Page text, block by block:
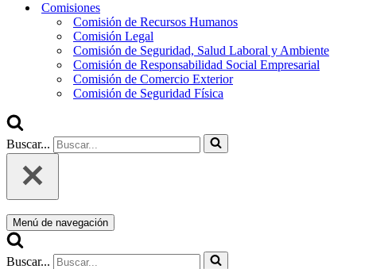
Comisiones
Comisión de Recursos Humanos
Comisión Legal
Comisión de Seguridad, Salud Laboral y Ambiente
Comisión de Responsabilidad Social Empresarial
Comisión de Comercio Exterior
Comisión de Seguridad Física
Buscar...
Menú de navegación
Buscar...